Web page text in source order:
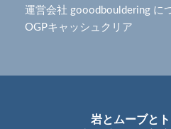
運営会社 gooodbouldering に
OGPキャッシュクリア
岩とムーブと